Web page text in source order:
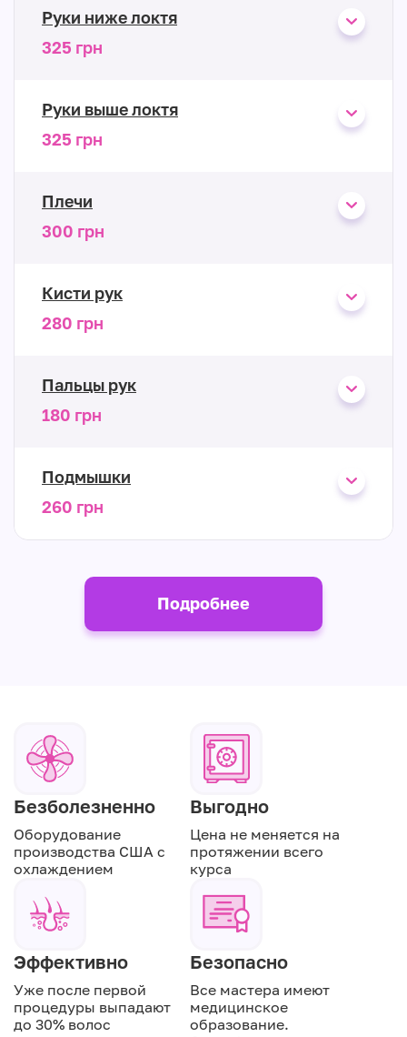
Руки ниже локтя
325 грн
Руки выше локтя
325 грн
Плечи
300 грн
Кисти рук
280 грн
Пальцы рук
180 грн
Подмышки
260 грн
Подробнее
Безболезненно
Оборудование
производства США с
охлаждением
Выгодно
Цена не меняется на
протяжении всего
курса
Эффективно
Уже после первой
процедуры выпадают
до 30% волос
Безопасно
Все мастера имеют
медицинское
образование.